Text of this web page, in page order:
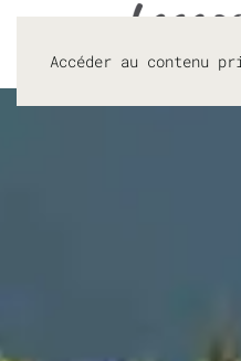
Accéder au contenu